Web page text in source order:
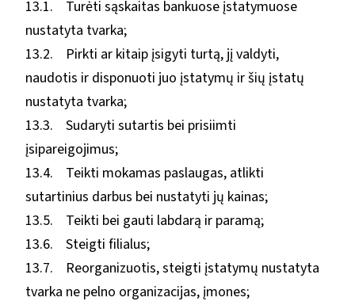
13.1. Turėti sąskaitas bankuose įstatymuose
nustatyta tvarka;
13.2. Pirkti ar kitaip įsigyti turtą, jį valdyti,
naudotis ir disponuoti juo įstatymų ir šių įstatų
nustatyta tvarka;
13.3. Sudaryti sutartis bei prisiimti
įsipareigojimus;
13.4. Teikti mokamas paslaugas, atlikti
sutartinius darbus bei nustatyti jų kainas;
13.5. Teikti bei gauti labdarą ir paramą;
13.6. Steigti filialus;
13.7. Reorganizuotis, steigti įstatymų nustatyta
tvarka ne pelno organizacijas, įmones;